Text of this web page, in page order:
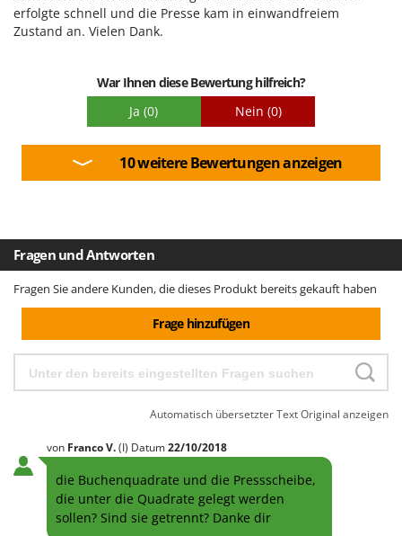
Troy-Bilt
V
Verdemax
W
Waldner
Weber
Wiper EcoRobot
Wolf Garten
Y Yard Force
erfolgte schnell und die Presse kam in einwandfreiem
Zustand an. Vielen Dank.
War Ihnen diese Bewertung hilfreich?
Ja (0) Nein (0)
10 weitere Bewertungen anzeigen
Fragen und Antworten
Fragen Sie andere Kunden, die dieses Produkt bereits gekauft haben
Frage hinzufügen
Automatisch übersetzter TextOriginal anzeigen
von FrancoV.(I) Datum22/10/2018
die Buchenquadrate und die Pressscheibe,
die unter die Quadrate gelegt werden
sollen? Sind sie getrennt? Danke dir